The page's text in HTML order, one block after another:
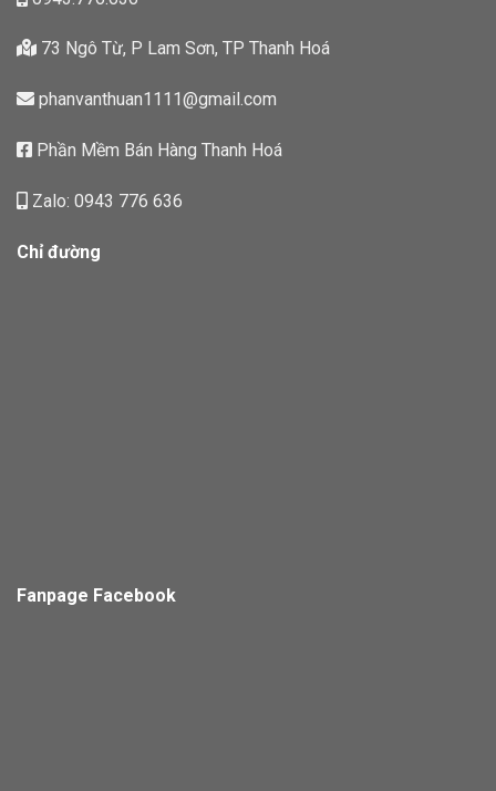
73 Ngô Từ, P Lam Sơn, TP Thanh Hoá
phanvanthuan1111@gmail.com
Phần Mềm Bán Hàng Thanh Hoá
Zalo: 0943 776 636
Chỉ đường
Fanpage Facebook